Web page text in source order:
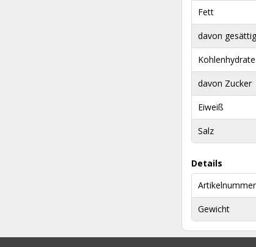
Fett
davon
Kohlenhydrate
davon Zucker
Eiweiß
Salz
Details
Artikelnummer
Gewicht